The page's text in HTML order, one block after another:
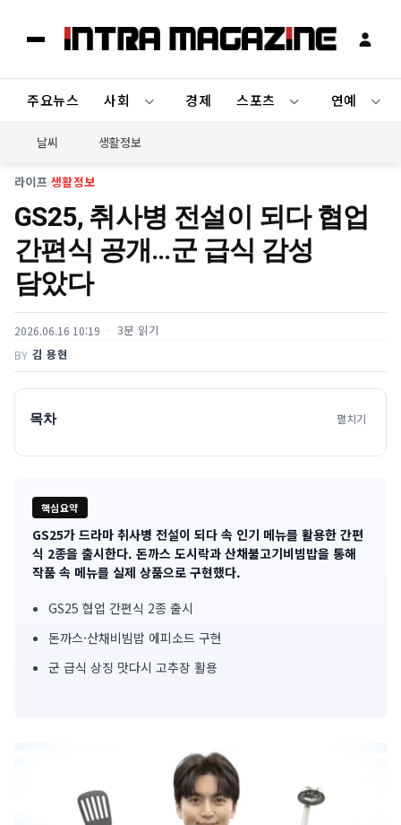
주요뉴스 사회 경제 스포츠 연예
날씨 생활정보
라이프›생활정보
GS25, 취사병 전설이 되다 협업
간편식 공개…군 급식 감성
담았다
2026.06.16 10:19 3분 읽기
BY 김 용현
목차 펼치기
핵심요약
기
사
핵
심
GS25가 드라마 취사병 전설이 되다 속 인기 메뉴를 활용한 간편
식 2종을 출시한다. 돈까스 도시락과 산채불고기비빔밥을 통해
작품 속 메뉴를 실제 상품으로 구현했다.
GS25 협업 간편식 2종 출시
돈까스·산채비빔밥 에피소드 구현
군 급식 상징 맛다시 고추장 활용